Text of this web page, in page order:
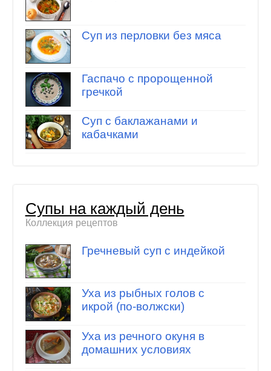
Суп из перловки без мяса
Гаспачо с пророщенной
гречкой
Суп с баклажанами и
кабачками
Супы на каждый день
Коллекция рецептов
Гречневый суп с индейкой
Уха из рыбных голов с
икрой (по-волжски)
Уха из речного окуня в
домашних условиях